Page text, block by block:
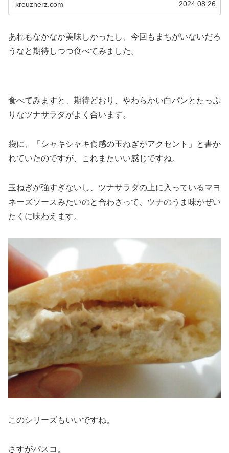
kreuzherz.com 2024.08.26
あれもなかなか美味しかったし、今回もまちがいないだろ
うなと期待しつつ食べてみました。
食べてみますと、期待どおり、やわらかい白パンとたっぷ
りなツナサラダがよく合います。
袋に、「シャキシャキ食感の玉ねぎがアクセント」と書か
れていたのですが、これまたいい感じですね。
玉ねぎが強すぎないし、ツナサラダの上に入っているマヨ
ネーズソースみたいのと合わさって、ツナのうま味がぜい
たくに味わえます。
このシリーズもいいですね。
さすがパスコ。